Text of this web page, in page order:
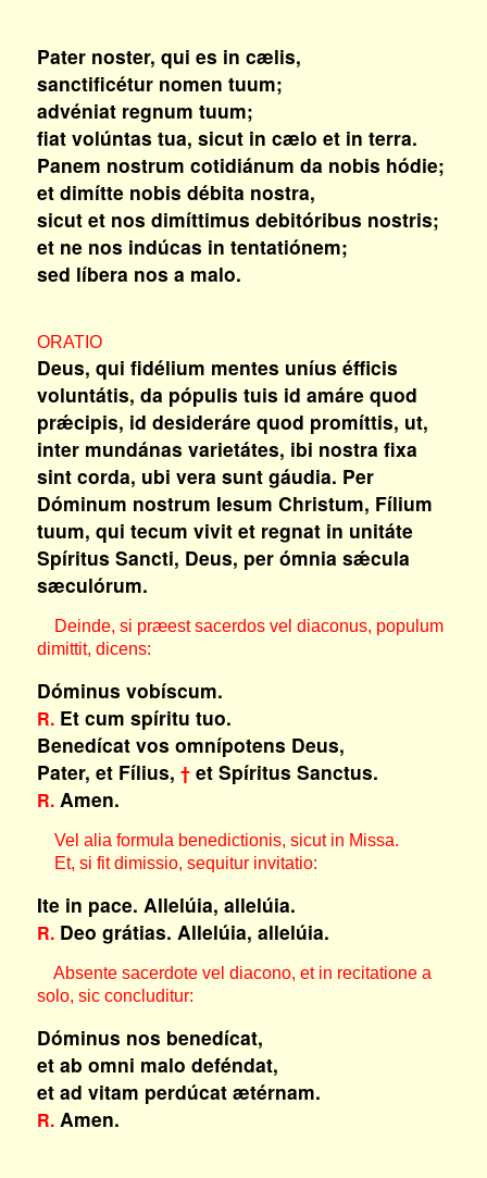
Pater noster, qui es in cælis,
sanctificétur nomen tuum;
advéniat regnum tuum;
fiat volúntas tua, sicut in cælo et in terra.
Panem nostrum cotidiánum da nobis hódie;
et dimítte nobis débita nostra,
sicut et nos dimíttimus debitóribus nostris;
et ne nos indúcas in tentatiónem;
sed líbera nos a malo.
ORATIO
Deus, qui fidélium mentes uníus éfficis
voluntátis, da pópulis tuis id amáre quod
prǽcipis, id desideráre quod promíttis, ut,
inter mundánas varietátes, ibi nostra fixa
sint corda, ubi vera sunt gáudia. Per
Dóminum nostrum Iesum Christum, Fílium
tuum, qui tecum vivit et regnat in unitáte
Spíritus Sancti, Deus, per ómnia sǽcula
sæculórum.
Deinde, si præest sacerdos vel diaconus, populum
dimittit, dicens:
Dóminus vobíscum.
R.Et cum spíritu tuo.
Benedícat vos omnípotens Deus,
Pater, et Fílius, †et Spíritus Sanctus.
R.Amen.
Vel alia formula benedictionis, sicut in Missa.
Et, si fit dimissio, sequitur invitatio:
Ite in pace. Allelúia, allelúia.
R.Deo grátias. Allelúia, allelúia.
Absente sacerdote vel diacono, et in recitatione a
solo, sic concluditur:
Dóminus nos benedícat,
et ab omni malo deféndat,
et ad vitam perdúcat ætérnam.
R.Amen.